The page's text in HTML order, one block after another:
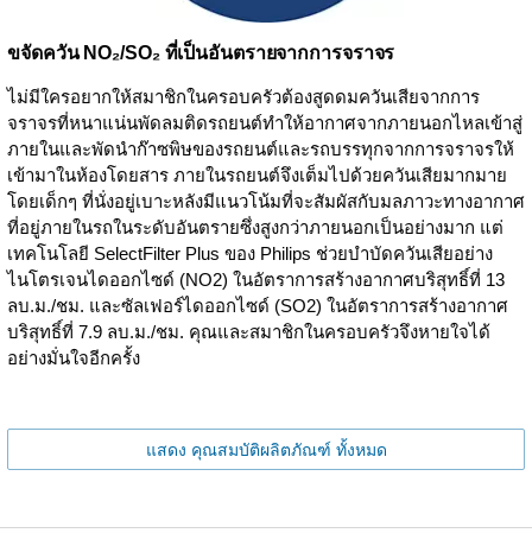
ขจัดควัน NO₂/SO₂ ที่เป็นอันตรายจากการจราจร
ไม่มีใครอยากให้สมาชิกในครอบครัวต้องสูดดมควันเสียจากการ
จราจรที่หนาแน่นพัดลมติดรถยนต์ทำให้อากาศจากภายนอกไหลเข้าสู่
ภายในและพัดนำก๊าซพิษของรถยนต์และรถบรรทุกจากการจราจรให้
เข้ามาในห้องโดยสาร ภายในรถยนต์จึงเต็มไปด้วยควันเสียมากมาย
โดยเด็กๆ ที่นั่งอยู่เบาะหลังมีแนวโน้มที่จะสัมผัสกับมลภาวะทางอากาศ
ที่อยู่ภายในรถในระดับอันตรายซึ่งสูงกว่าภายนอกเป็นอย่างมาก แต่
เทคโนโลยี SelectFilter Plus ของ Philips ช่วยบำบัดควันเสียอย่าง
ไนโตรเจนไดออกไซด์ (NO2) ในอัตราการสร้างอากาศบริสุทธิ์ที่ 13
ลบ.ม./ชม. และซัลเฟอร์ไดออกไซด์ (SO2) ในอัตราการสร้างอากาศ
บริสุทธิ์ที่ 7.9 ลบ.ม./ชม. คุณและสมาชิกในครอบครัวจึงหายใจได้
อย่างมั่นใจอีกครั้ง
แสดง คุณสมบัติผลิตภัณฑ์ ทั้งหมด